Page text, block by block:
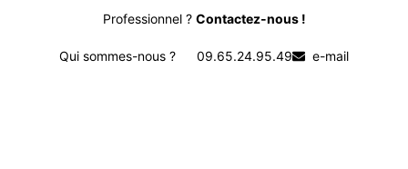
Professionnel ? Contactez-nous !
Qui sommes-nous ? 09.65.24.95.49 e-mail